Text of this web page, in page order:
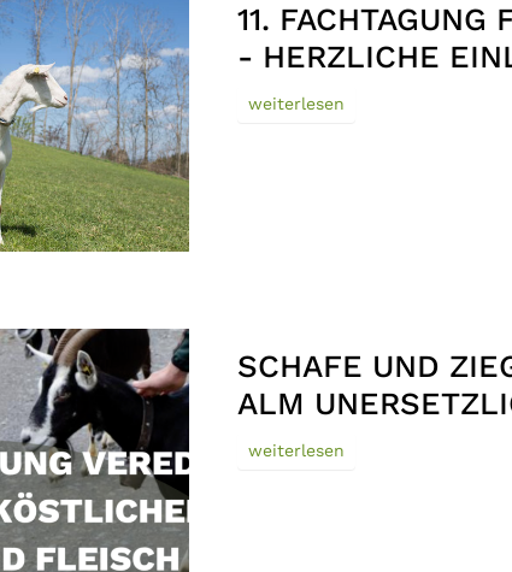
11. FACHTAGUNG
- HERZLICHE
weiterlesen
SCHAFE UND
ALM
weiterlesen